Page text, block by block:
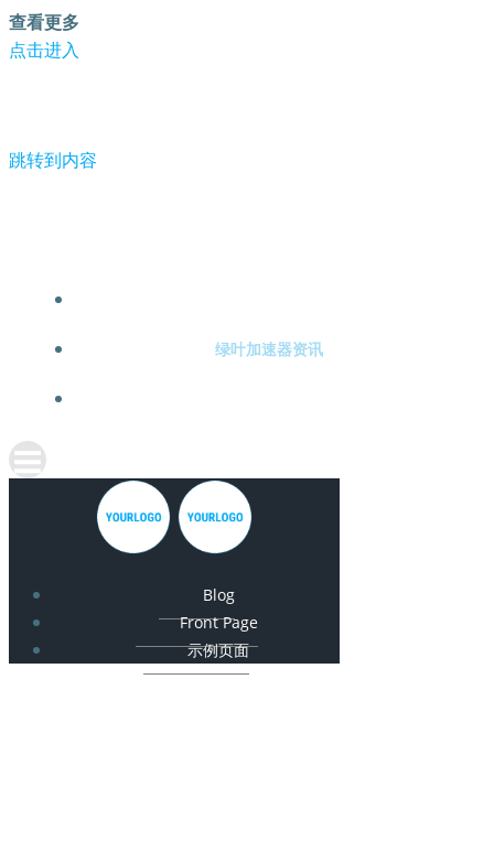
查看更多
点击进入
跳转到内容
绿叶加速器资讯
Blog
Front Page
示例页面